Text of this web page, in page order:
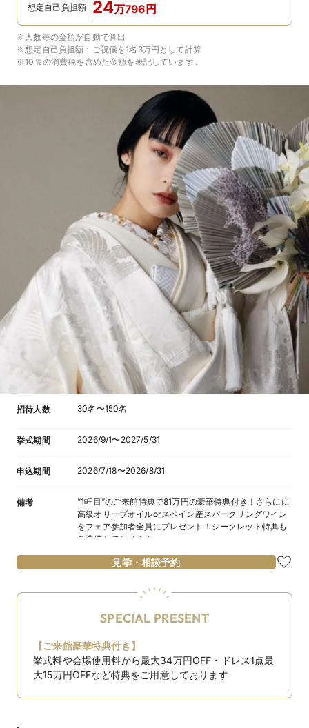
想定自己負担額 24万796円
※人数毎の金額が自動で算出
※想定自己負担額： ご祝儀を1名3万円 として計算
※10％の消費税を含めた金額を表記しています。
招待人数 30名〜150名
挙式期間 2026/9/1〜2027/5/31
申込期間 2026/7/18〜2026/8/31
備考
”1軒目”のご来館特典で81万円の豪華特典付き！さらにに
高級オリーブオイルorスペイン産スパークリングワイン
をフェア参加者全員にプレゼント！シークレット特典も
ご準備しております♪
見学・相談予約
SPECIAL PRESENT
【ご来館豪華特典付き】
挙式料や会場使用料から最大34万円OFF・ドレス1点最
大15万円OFFなど特典をご用意しております